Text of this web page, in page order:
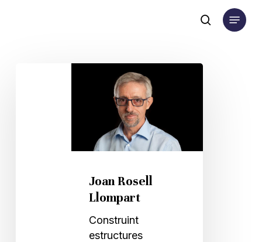
search
Menu
Joan Rosell
Llompart
Construint
estructures